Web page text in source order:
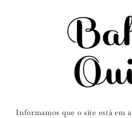
Informamos que o site está em